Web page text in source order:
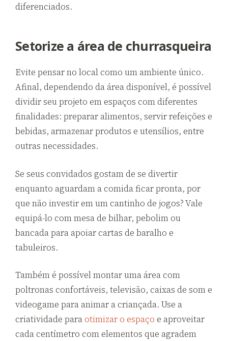
diferenciados.
Setorize a área de churrasqueira
Evite pensar no local como um ambiente único.
Afinal, dependendo da área disponível, é possível
dividir seu projeto em espaços com diferentes
finalidades: preparar alimentos, servir refeições e
bebidas, armazenar produtos e utensílios, entre
outras necessidades.
Se seus convidados gostam de se divertir
enquanto aguardam a comida ficar pronta, por
que não investir em um cantinho de jogos? Vale
equipá-lo com mesa de bilhar, pebolim ou
bancada para apoiar cartas de baralho e
tabuleiros.
Também é possível montar uma área com
poltronas confortáveis, televisão, caixas de som e
videogame para animar a criançada. Use a
criatividade paraotimizar o espaço e aproveitar
cada centímetro com elementos que agradem